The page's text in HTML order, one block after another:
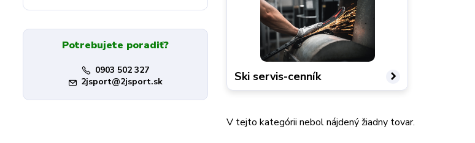
Ski servis-cenník
V tejto kategórii nebol nájdený žiadny tovar.
Potrebujete poradiť?
0903 502 327
2jsport@2jsport.sk